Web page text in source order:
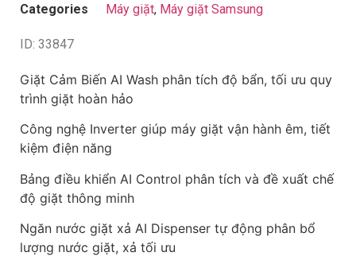
Categories
Máy giặt, Máy giặt Samsung
ID: 33847
Giặt Cảm Biến AI Wash phân tích độ bẩn, tối ưu quy
trình giặt hoàn hảo
Công nghệ Inverter giúp máy giặt vận hành êm, tiết
kiệm điện năng
Bảng điều khiển AI Control phân tích và đề xuất chế
độ giặt thông minh
Ngăn nước giặt xả AI Dispenser tự động phân bổ
lượng nước giặt, xả tối ưu